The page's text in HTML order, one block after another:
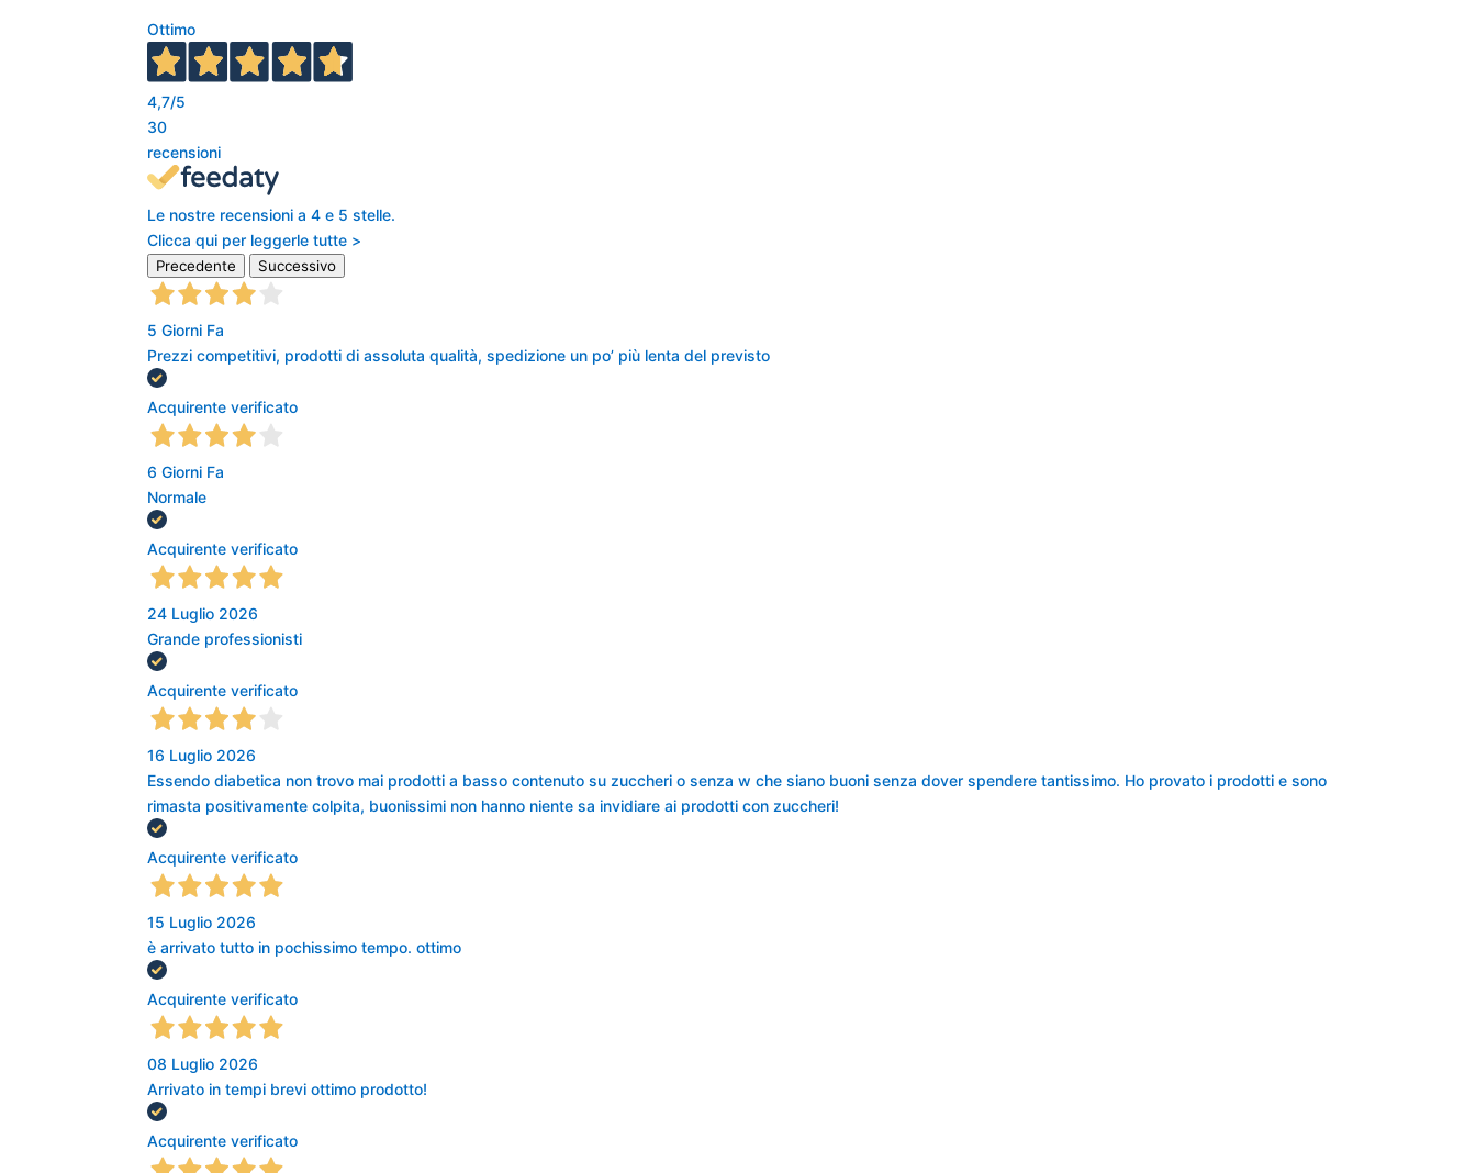
Ottimo
4,7/5
30
recensioni
Le nostre recensioni a 4 e 5 stelle.
Clicca qui per leggerle tutte >
Precedente Successivo
5 Giorni Fa
Prezzi competitivi, prodotti di assoluta qualità, spedizione un po’ più lenta del previsto
Acquirente verificato
6 Giorni Fa
Normale
Acquirente verificato
24 Luglio 2026
Grande professionisti
Acquirente verificato
16 Luglio 2026
Essendo diabetica non trovo mai prodotti a basso contenuto su zuccheri o senza w che siano buoni senza dover spendere tantissimo. Ho provato i prodotti e sono
rimasta positivamente colpita, buonissimi non hanno niente sa invidiare ai prodotti con zuccheri!
Acquirente verificato
15 Luglio 2026
è arrivato tutto in pochissimo tempo. ottimo
Acquirente verificato
08 Luglio 2026
Arrivato in tempi brevi ottimo prodotto!
Acquirente verificato